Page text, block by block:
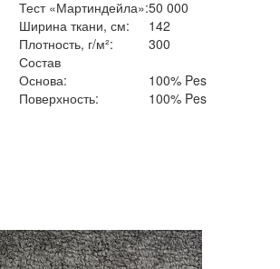
Тест «Мартиндейла»:50 000
Ширина ткани, см:
142
Плотность, г/м²:
300
Состав
Основа:
100% Pes
Поверхность:
100% Pes